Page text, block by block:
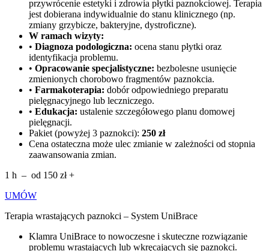
przywrócenie estetyki i zdrowia płytki paznokciowej. Terapia
jest dobierana indywidualnie do stanu klinicznego (np.
zmiany grzybicze, bakteryjne, dystroficzne).
W ramach wizyty:
• Diagnoza podologiczna: ocena stanu płytki oraz
identyfikacja problemu.
• Opracowanie specjalistyczne: bezbolesne usunięcie
zmienionych chorobowo fragmentów paznokcia.
• Farmakoterapia: dobór odpowiedniego preparatu
pielęgnacyjnego lub leczniczego.
• Edukacja: ustalenie szczegółowego planu domowej
pielęgnacji.
Pakiet (powyżej 3 paznokci): 250 zł
Cena ostateczna może ulec zmianie w zależności od stopnia
zaawansowania zmian.
1 h – od 150 zł +
UMÓW
Terapia wrastających paznokci – System UniBrace
Klamra UniBrace to nowoczesne i skuteczne rozwiązanie
problemu wrastających lub wkręcających się paznokci.